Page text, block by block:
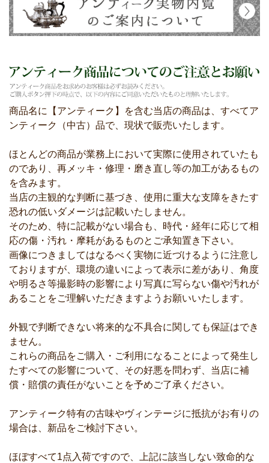
商品名に【アンティーク】を含む当店の商品は、すべてア
ンティーク（中古）品で、現状で販売いたします。
ほとんどの商品が業務上において実際に使用されていたも
のであり、再メッキ・修理・磨き直し等の加工があるもの
を含みます。
当店の主観的な判断に基づき、使用に重大な支障をきたす
恐れの低いダメージは記載いたしません。
そのため、特に記載がない場合も、時代・経年に応じて相
応の傷・汚れ・摩耗があるものとご承知置き下さい。
画像につきましてはなるべく実物に近づけるように注意し
ておりますが、環境の違いによって表示に差があり、角度
や明るさ等撮影時の影響により写真に写らない傷や汚れが
あることをご理解いただきますようお願いいたします。
外観で判断できない将来的な不具合に関しても保証はでき
ません。
これらの商品をご購入・ご利用になることによって発生し
たすべての影響について、その好悪を問わず、当店に補
償・賠償の責任がないことを予めご了承ください。
アンティーク特有の古味やヴィンテージに抵抗がお有りの
場合は、新品をご検討下さい。
ほぼすべて1点入荷ですので、上記に該当しない致命的な